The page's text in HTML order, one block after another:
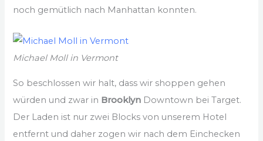
noch gemütlich nach Manhattan konnten.
Michael Moll in Vermont
So beschlossen wir halt, dass wir shoppen gehen
würden und zwar in Brooklyn Downtown bei Target.
Der Laden ist nur zwei Blocks von unserem Hotel
entfernt und daher zogen wir nach dem Einchecken